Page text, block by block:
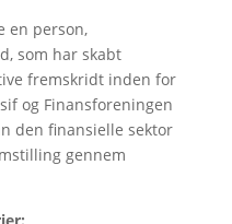
en person,
som har skabt
fremskridt inden for
og Finansforeningen
den finansielle sektor
gennem